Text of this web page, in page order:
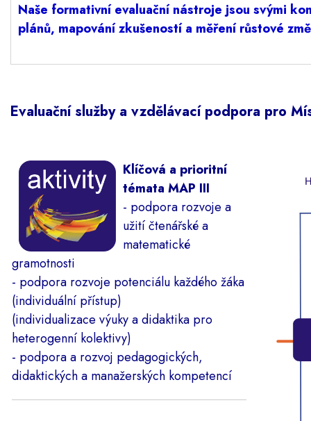
Naše formativní evaluační nástroje jsou svými
plánů, mapování zkušeností a měření růstové
Evaluační služby a vzdělávací podpora pro
Klíčová a prioritní
témata MAP III
- podpora rozvoje a
užití čtenářské a
matematické
gramotnosti
- podpora rozvoje potenciálu každého žáka
(individuální přístup)
(individualizace výuky a didaktika pro
heterogenní kolektivy)
- podpora a rozvoj pedagogických,
didaktických a manažerských kompetencí